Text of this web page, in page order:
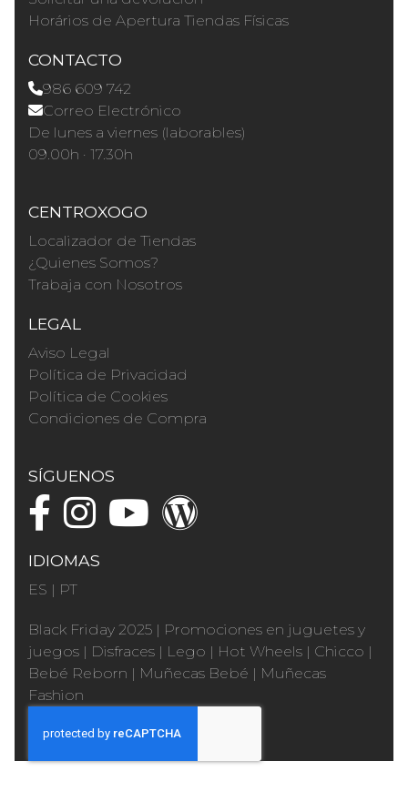
Horários de Apertura Tiendas Físicas
CONTACTO
986 609 742
Correo Electrónico
De lunes a viernes (laborables)
09.00h · 17.30h
CENTROXOGO
Localizador de Tiendas
¿Quienes Somos?
Trabaja con Nosotros
LEGAL
Aviso Legal
Política de Privacidad
Política de Cookies
Condiciones de Compra
SÍGUENOS
IDIOMAS
ES | PT
Black Friday 2025 | Promociones en juguetes y
juegos | Disfraces | Lego | Hot Wheels | Chicco |
Bebé Reborn | Muñecas Bebé | Muñecas
Fashion